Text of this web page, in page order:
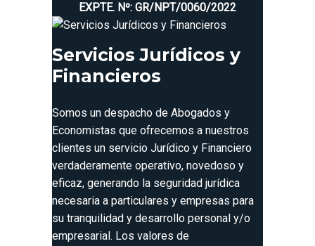
EXPTE. Nº: GR/NPT/0060/2022
Servicios Jurídicos y
Financieros
Somos un despacho de Abogados y
Economistas que ofrecemos a nuestros
clientes un servicio Jurídico y Financiero
verdaderamente operativo, novedoso y
eficaz, generando la seguridad jurídica
necesaria a particulares y empresas para
su tranquilidad y desarrollo personal y/o
empresarial. Los valores de